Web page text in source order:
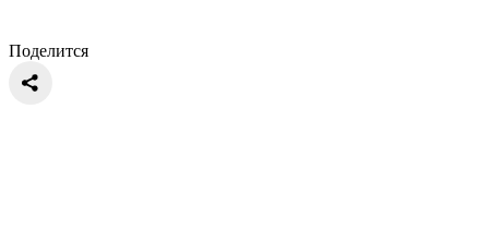
Поделится